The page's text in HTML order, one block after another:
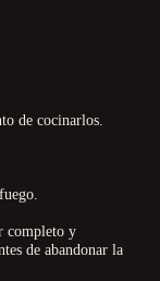
de cocinarlos.
completo y
de abandonar la